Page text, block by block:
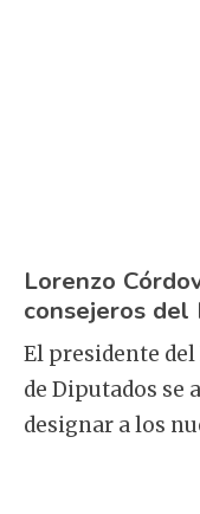
Lorenzo
consejeros del
El presidente del
de Diputados se
designar a los